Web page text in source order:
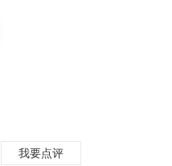
我要点评